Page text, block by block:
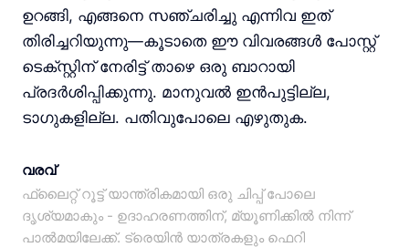
ഉറങ്ങി, എങ്ങനെ സഞ്ചരിച്ചു എന്നിവ ഇത്
തിരിച്ചറിയുന്നു—കൂടാതെ ഈ വിവരങ്ങൾ പോസ്റ്റ്
ടെക്സ്റ്റിന് നേരിട്ട് താഴെ ഒരു ബാറായി
പ്രദർശിപ്പിക്കുന്നു. മാനുവൽ ഇൻപുട്ടില്ല,
ടാഗുകളില്ല. പതിവുപോലെ എഴുതുക.
വരവ്
ഫ്ലൈറ്റ് റൂട്ട് യാന്ത്രികമായി ഒരു ചിപ്പ് പോലെ
ദൃശ്യമാകും - ഉദാഹരണത്തിന്, മ്യൂണിക്കിൽ നിന്ന്
പാൽമയിലേക്ക്. ട്രെയിൻ യാത്രകളും ഫെറി